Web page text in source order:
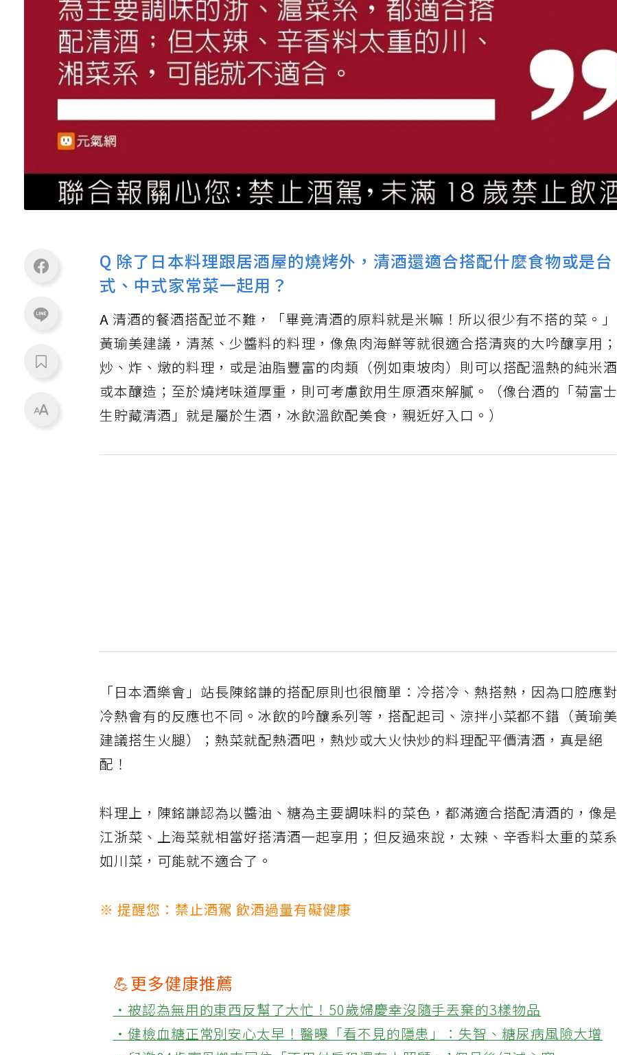
Q 除了日本料理跟居酒屋的燒烤外，清酒還適合搭配什麼食物或是台
式、中式家常菜一起用？
A 清酒的餐酒搭配並不難，「畢竟清酒的原料就是米嘛！所以很少有不搭的菜。」
黃瑜美建議，清蒸、少醬料的料理，像魚肉海鮮等就很適合搭清爽的大吟釀享用；
炒、炸、燉的料理，或是油脂豐富的肉類（例如東坡肉）則可以搭配溫熱的純米酒
或本釀造；至於燒烤味道厚重，則可考慮飲用生原酒來解膩。（像台酒的「菊富士
生貯藏清酒」就是屬於生酒，冰飲溫飲配美食，親近好入口。）
「日本酒樂會」站長陳銘謙的搭配原則也很簡單：冷搭冷、熱搭熱，因為口腔應對
冷熱會有的反應也不同。冰飲的吟釀系列等，搭配起司、涼拌小菜都不錯（黃瑜美
建議搭生火腿）；熱菜就配熱酒吧，熱炒或大火快炒的料理配平價清酒，真是絕
配！
料理上，陳銘謙認為以醬油、糖為主要調味料的菜色，都滿適合搭配清酒的，像是
江浙菜、上海菜就相當好搭清酒一起享用；但反過來說，太辣、辛香料太重的菜系
如川菜，可能就不適合了。
※ 提醒您：禁止酒駕 飲酒過量有礙健康
💪更多健康推薦
‧被認為無用的東西反幫了大忙！50歲婦慶幸沒隨手丟棄的3樣物品
‧健檢血糖正常別安心太早！醫曝「看不見的隱患」：失智、糖尿病風險大增